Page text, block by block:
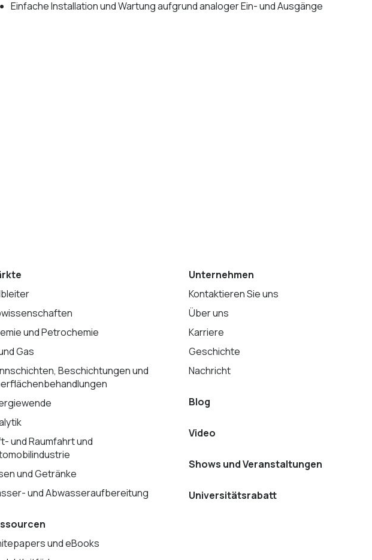
Einfache Installation und Wartung aufgrund analoger Ein- und Ausgänge
und Petrochemie
Gas
Beschichtungen und
und Raumfahrt und
und Getränke
und Abwasseraufbereitung
und eBooks
Unternehmen
Kontaktieren Sie uns
Über uns
Karriere
Geschichte
Nachricht
Blog
Video
Shows und Veranstaltungen
Universitätsrabatt